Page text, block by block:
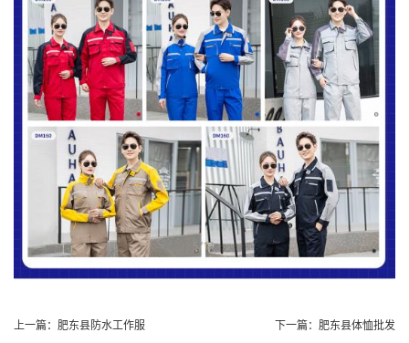
上一篇： 肥东县防水工作服 下一篇： 肥东县体恤批发